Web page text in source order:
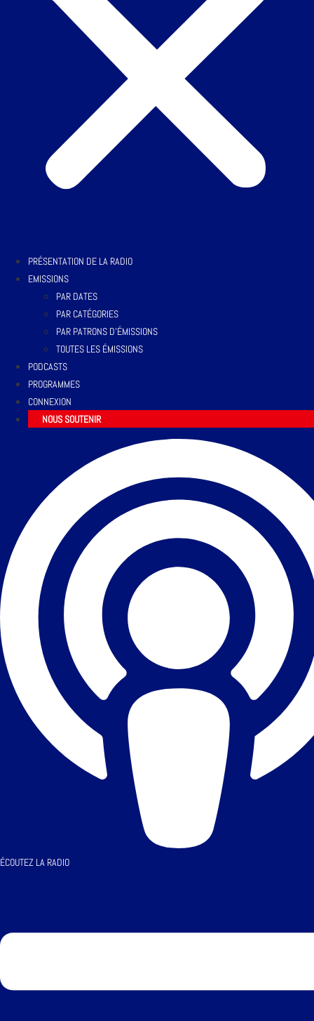
PRÉSENTATION DE LA RADIO
EMISSIONS
PAR DATES
PAR CATÉGORIES
PAR PATRONS D’ÉMISSIONS
TOUTES LES ÉMISSIONS
PODCASTS
PROGRAMMES
CONNEXION
NOUS SOUTENIR
ÉCOUTEZ LA RADIO